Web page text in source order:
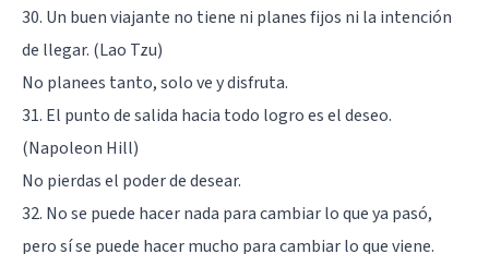
30. Un buen viajante no tiene ni planes fijos ni la intención
de llegar. (Lao Tzu)
No planees tanto, solo ve y disfruta.
31. El punto de salida hacia todo logro es el deseo.
(Napoleon Hill)
No pierdas el poder de desear.
32. No se puede hacer nada para cambiar lo que ya pasó,
pero sí se puede hacer mucho para cambiar lo que viene.